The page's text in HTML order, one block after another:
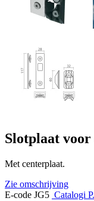
Slotplaat
Met centerplaat.
Zie omschrijving
E-code JG5 Catalogi